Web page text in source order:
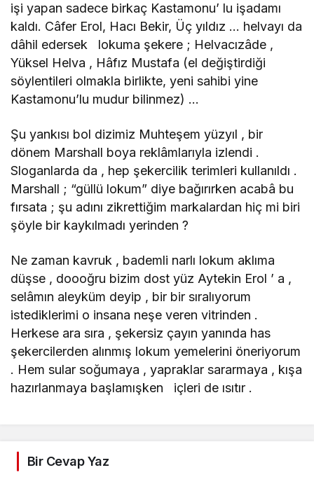
işi yapan sadece birkaç Kastamonu’ lu işadamı
kaldı. Câfer Erol, Hacı Bekir, Üç yıldız … helvayı da
dâhil edersek lokuma şekere ; Helvacızâde ,
Yüksel Helva , Hâfız Mustafa (el değiştirdiği
söylentileri olmakla birlikte, yeni sahibi yine
Kastamonu’lu mudur bilinmez) …
Şu yankısı bol dizimiz Muhteşem yüzyıl , bir
dönem Marshall boya reklâmlarıyla izlendi .
Sloganlarda da , hep şekercilik terimleri kullanıldı .
Marshall ; “güllü lokum” diye bağırırken acabâ bu
fırsata ; şu adını zikrettiğim markalardan hiç mi biri
şöyle bir kaykılmadı yerinden ?
Ne zaman kavruk , bademli narlı lokum aklıma
düşse , doooğru bizim dost yüz Aytekin Erol ’ a ,
selâmın aleyküm deyip , bir bir sıralıyorum
istediklerimi o insana neşe veren vitrinden .
Herkese ara sıra , şekersiz çayın yanında has
şekercilerden alınmış lokum yemelerini öneriyorum
. Hem sular soğumaya , yapraklar sararmaya , kışa
hazırlanmaya başlamışken içleri de ısıtır .
Bir Cevap Yaz